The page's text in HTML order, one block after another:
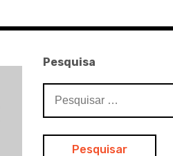
Pesquisa
por: